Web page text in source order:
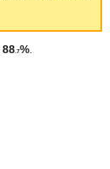
88.7%.